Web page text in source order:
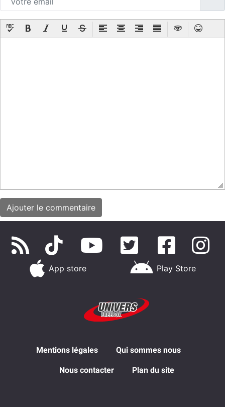
App store Play Store
Mentions légales Qui sommes nous
Nous contacter Plan du site